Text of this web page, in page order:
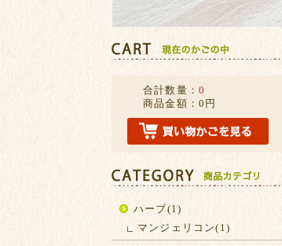
合計数量： 0
商品金額： 0円
ハーブ(1)
マンジェリコン(1)